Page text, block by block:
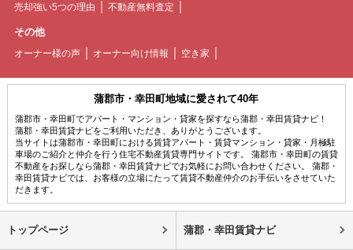
売却強い5つの理由 不動産無料査定
その他
オーナー様の声 オーナー向け情報 空き家
蒲郡市・幸田町地域に愛されて40年
蒲郡市・幸田町でアパート・マンション・貸家を探すなら蒲郡・幸田賃貸ナビ！
蒲郡・幸田賃貸ナビをご利用いただき、ありがとうございます。
当サイトは蒲郡市・幸田町における賃貸アパート・賃貸マンション・貸家・月極駐
車場のご紹介と仲介を行う住宅不動産賃貸専門サイトです。 蒲郡市・幸田町の賃貸
不動産をお探しなら蒲郡・幸田賃貸ナビでお気軽にお問い合わせください。 蒲郡・
幸田賃貸ナビでは、お客様の立場にたって賃貸不動産仲介のお手伝いをさせていた
だきます。
トップページ 蒲郡・幸田賃貸ナビ